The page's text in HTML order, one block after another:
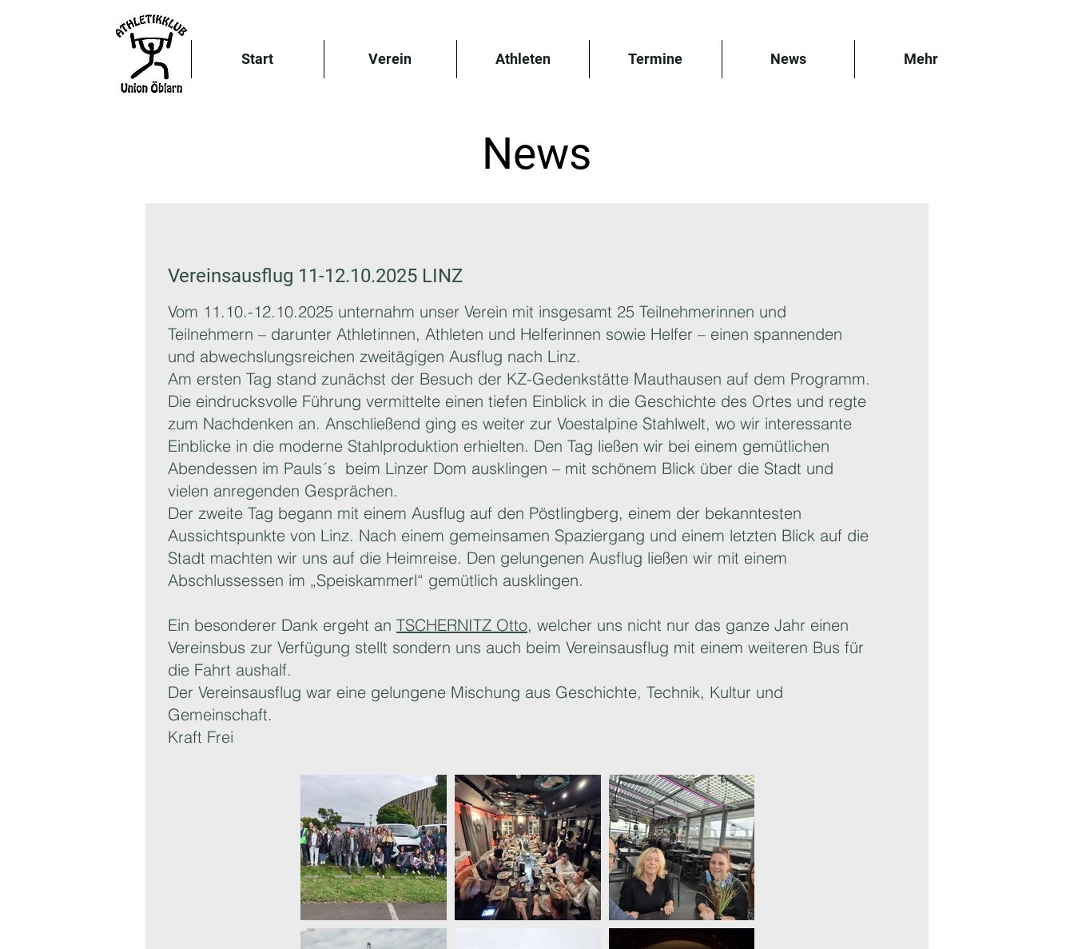
Start Verein Athleten Termine News Mehr
News
Vom 11.10.-12.10.2025 unternahm unser Verein mit insgesamt 25 Teilnehmerinnen und
Teilnehmern – darunter Athletinnen, Athleten und Helferinnen sowie Helfer – einen spannenden
und abwechslungsreichen zweitägigen Ausflug nach Linz.
Am ersten Tag stand zunächst der Besuch der KZ-Gedenkstätte Mauthausen auf dem Programm.
Die eindrucksvolle Führung vermittelte einen tiefen Einblick in die Geschichte des Ortes und regte
zum Nachdenken an. Anschließend ging es weiter zur Voestalpine Stahlwelt, wo wir interessante
Einblicke in die moderne Stahlproduktion erhielten. Den Tag ließen wir bei einem gemütlichen
Abendessen im Pauls´s beim Linzer Dom ausklingen – mit schönem Blick über die Stadt und
vielen anregenden Gesprächen.
Der zweite Tag begann mit einem Ausflug auf den Pöstlingberg, einem der bekanntesten
Aussichtspunkte von Linz. Nach einem gemeinsamen Spaziergang und einem letzten Blick auf die
Stadt machten wir uns auf die Heimreise. Den gelungenen Ausflug ließen wir mit einem
Abschlussessen im „Speiskammerl“ gemütlich ausklingen.
Ein besonderer Dank ergeht an TSCHERNITZ Otto, welcher uns nicht nur das ganze Jahr einen
Vereinsbus zur Verfügung stellt sondern uns auch beim Vereinsausflug mit einem weiteren Bus für
die Fahrt aushalf.
Der Vereinsausflug war eine gelungene Mischung aus Geschichte, Technik, Kultur und
Gemeinschaft.
Kraft Frei
Vereinsausflug 11-12.10.2025 LINZ